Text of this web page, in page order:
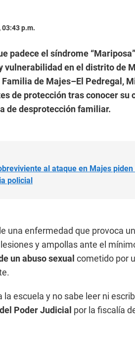
p.m.
padece el síndrome
vulnerabilidad en el distrito de
de Majes–El Pedregal,
de protección tras conocer su
de desprotección familiar.
al ataque en Majes
policial
una enfermedad que provoca
y ampollas ante el
un abuso sexual cometido por
la escuela y no sabe leer ni
Poder Judicial por la fiscalía